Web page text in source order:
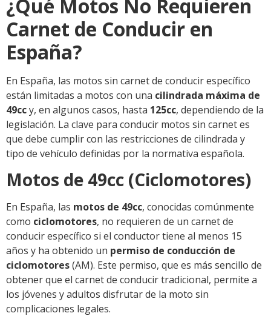
¿Qué Motos No Requieren
Carnet de Conducir en
España?
En España, las motos sin carnet de conducir específico
están limitadas a motos con una cilindrada máxima de
49ccy, en algunos casos, hasta 125cc, dependiendo de la
legislación. La clave para conducir motos sin carnet es
que debe cumplir con las restricciones de cilindrada y
tipo de vehículo definidas por la normativa española.
Motos de 49cc (Ciclomotores)
En España, las motos de 49cc, conocidas comúnmente
como ciclomotores, no requieren de un carnet de
conducir específico si el conductor tiene al menos 15
años y ha obtenido un permiso de conducción de
ciclomotores(AM). Este permiso, que es más sencillo de
obtener que el carnet de conducir tradicional, permite a
los jóvenes y adultos disfrutar de la moto sin
complicaciones legales.